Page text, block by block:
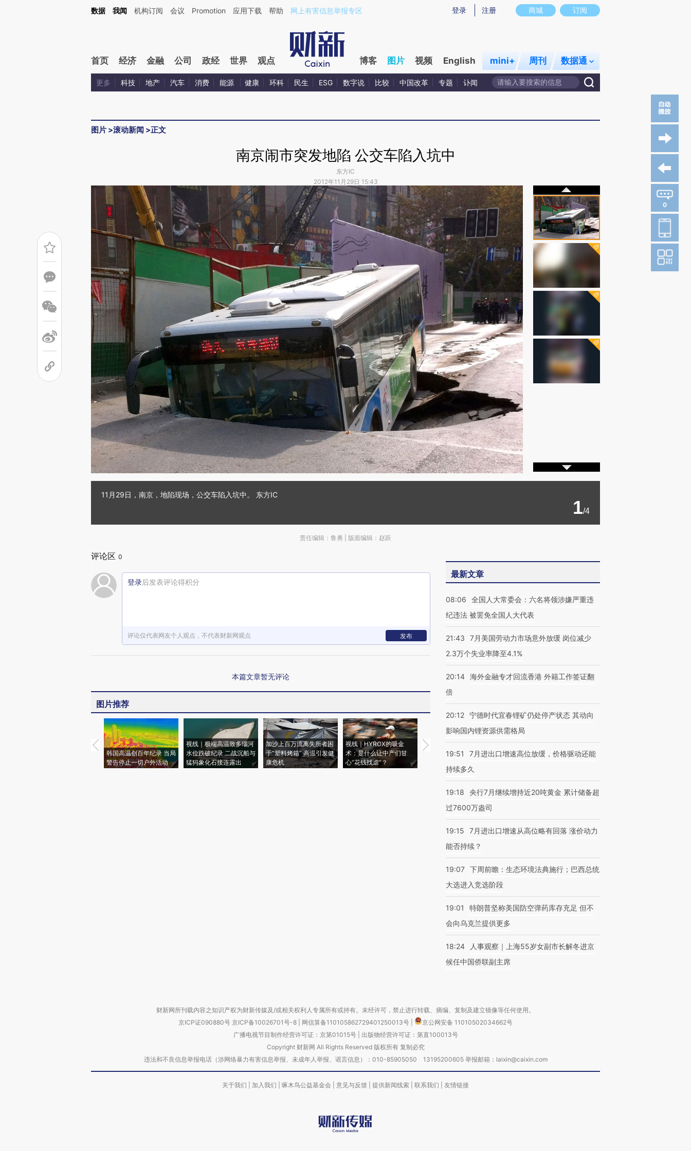
商城 订阅
登录 注册
数据 我闻 机构订阅 会议 Promotion 应用下载 帮助 网上有害信息举报专区
首页 经济 金融 公司 政经 世界 观点 博客 图片 视频 English mini+ 周刊 数据通
更多 科技 地产 汽车 消费 能源 健康 环科 民生 ESG 数字说 比较 中国改革 专题 讣闻
图片 >滚动新闻 >正文
南京闹市突发地陷 公交车陷入坑中
东方IC
2012年11月29日 15:43
0
11月29日，南京，地陷现场，公交车陷入坑中。 东方IC
1/4
责任编辑：鲁勇 | 版面编辑：赵跃
评论区 0
登录后发表评论得积分
评论仅代表网友个人观点，不代表财新网观点 发布
本篇文章暂无评论
图片推荐
韩国高温创百年纪录 当局
警告停止一切户外活动
视线｜极端高温致多瑙河
水位跌破纪录 二战沉船与
猛犸象化石接连露出
加沙上百万流离失所者困
于“塑料烤箱” 高温引发健
康危机
视线｜HYROX的吸金
术：是什么让中产们甘
心“花钱找虐”？
马航飞行员跨国走私7万
粒摇头丸 尿检体内含3种
视线｜被称为“蟑螂”的印
度Z世代 用街头抗争将教
视线｜“入侵”还是“人道危
机”？难民潮撕裂西班牙
最新文章
08:06
全国人大常委会：六名将领涉嫌严重违
纪违法 被罢免全国人大代表
21:43
7月美国劳动力市场意外放缓 岗位减少
2.3万个失业率降至4.1%
20:14 海外金融专才回流香港 外籍工作签证翻
倍
20:12 宁德时代宜春锂矿仍处停产状态 其动向
影响国内锂资源供需格局
19:51
7月进出口增速高位放缓，价格驱动还能
持续多久
19:18
央行7月继续增持近20吨黄金 累计储备超
过7600万盎司
19:15
7月进出口增速从高位略有回落 涨价动力
能否持续？
19:07 下周前瞻：生态环境法典施行；巴西总统
大选进入竞选阶段
19:01
特朗普坚称美国防空弹药库存充足 但不
会向乌克兰提供更多
18:24
人事观察｜上海55岁女副市长解冬进京
候任中国侨联副主席
财新网所刊载内容之知识产权为财新传媒及/或相关权利人专属所有或持有。未经许可，禁止进行转载、摘编、复制及建立镜像等任何使用。
京ICP证090880号 京ICP备10026701号-8 网信算备110105862729401250013号
京公网安备 11010502034662号
广播电视节目制作经营许可证：京第01015号| 出版物经营许可证：第直100013号
Copyright 财新网 All Rights Reserved 版权所有 复制必究
违法和不良信息举报电话（涉网络暴力有害信息举报、未成年人举报、谣言信息）：010-85905050 13195200605 举报邮箱：laixin@caixin.com
关于我们 加入我们 啄木鸟公益基金会 意见与反馈 提供新闻线索 联系我们 友情链接